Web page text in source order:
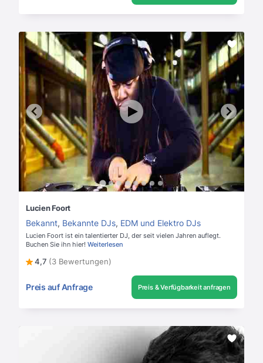
Lucien Foort
Bekannt, Bekannte DJs, EDM und Elektro DJs
Lucien Foort ist ein talentierter DJ, der seit vielen Jahren auflegt.
Buchen Sie ihn hier! Weiterlesen
4,7 (3 Bewertungen)
Preis auf Anfrage Preis & Verfügbarkeit anfragen